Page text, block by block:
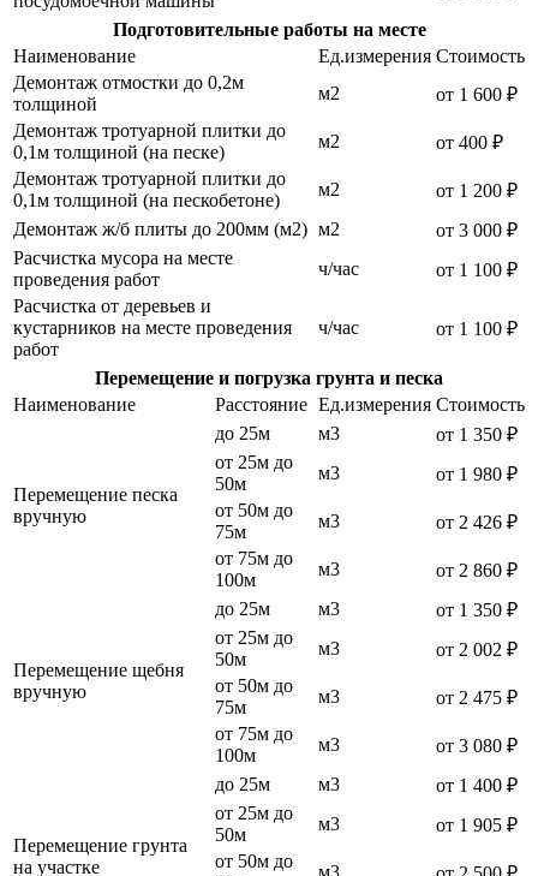
Подготовительные работы на месте
Наименование
Ед.измерения Стоимость
Демонтаж отмостки до 0,2м
толщиной
м2
от 1 600 ₽
Демонтаж тротуарной плитки до
0,1м толщиной (на песке)
м2
от 400 ₽
Демонтаж тротуарной плитки до
0,1м толщиной (на пескобетоне)
м2
от 1 200 ₽
Демонтаж ж/б плиты до 200мм (м2) м2
от 3 000 ₽
Расчистка мусора на месте
проведения работ
ч/час
от 1 100 ₽
Расчистка от деревьев и
кустарников на месте проведения
работ
ч/час от 1 100 ₽
Перемещение и погрузка грунта и песка
Наименование
Расстояние Ед.измерения Стоимость
Перемещение песка
вручную
до 25м м3
от 1 350 ₽
от 25м до
50м
м3
от 1 980 ₽
от 50м до
75м
м3
от 2 426 ₽
от 75м до
100м
м3 от 2 860 ₽
Перемещение щебня
вручную
до 25м м3
от 1 350 ₽
от 25м до
50м
м3
от 2 002 ₽
от 50м до
75м
м3
от 2 475 ₽
от 75м до
100м
м3 от 3 080 ₽
Перемещение грунта
на участке
до 25м м3
от 1 400 ₽
от 25м до
50м
м3
от 1 905 ₽
от 50м до
м3